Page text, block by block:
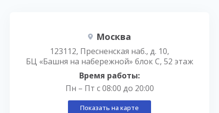
Москва
123112, Пресненская наб., д. 10,
БЦ «Башня на набережной» блок С, 52 этаж
Время работы:
Пн – Пт с 08:00 до 20:00
Показать на карте